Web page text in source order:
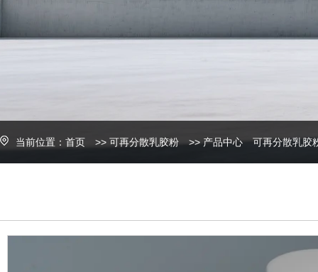
当前位置： 首页 >> 可再分散乳胶粉 >>产品中心 可再分散乳胶